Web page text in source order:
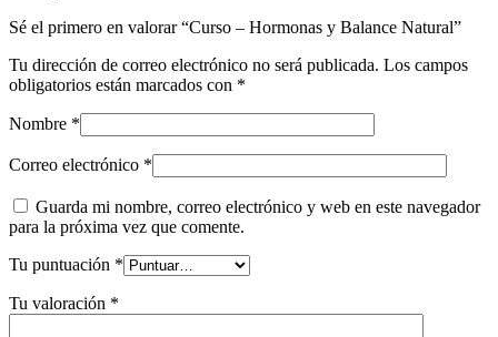
Sé el primero en valorar “Curso – Hormonas y Balance Natural”
Tu dirección de correo electrónico no será publicada. Los campos
obligatorios están marcados con *
Nombre *
Correo electrónico *
Guarda mi nombre, correo electrónico y web en este navegador
para la próxima vez que comente.
Tu puntuación *
Tu valoración *